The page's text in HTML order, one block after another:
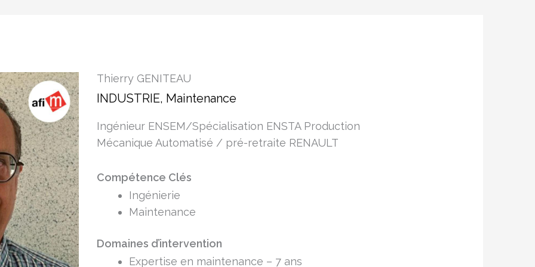
Thierry GENITEAU
INDUSTRIE, Maintenance
Ingénieur ENSEM/Spécialisation ENSTA Production
Mécanique Automatisé / pré-retraite RENAULT
Compétence Clés
Ingénierie
Maintenance
Domaines d’intervention
Expertise en maintenance – 7 ans